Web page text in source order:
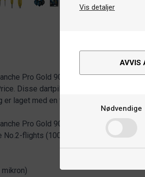
Vis detaljer
AVVIS
Nødvendige
Pro Gold 90% er dartpiler utviklet i
Disse dartpilene i 90% tungsten
laget med en fantastisk
Pro Gold 90% inkluderer Nitrotech
flights (100 mikron).